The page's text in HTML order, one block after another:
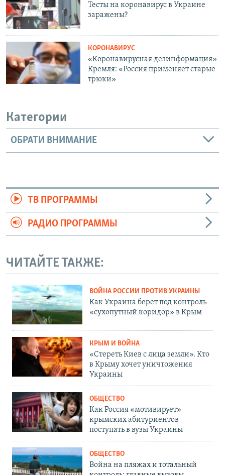
Тесты на коронавирус в Украине
заражены?
КОРОНАВИРУС
«Коронавирусная дезинформация»
Кремля: «Россия применяет старые
трюки»
Категории
ОБРАТИ ВНИМАНИЕ
ТВ ПРОГРАММЫ
РАДИО ПРОГРАММЫ
ЧИТАЙТЕ ТАКЖЕ:
ВОЙНА РОССИИ ПРОТИВ УКРАИНЫ
Как Украина берет под контроль
«сухопутный коридор» в Крым
КРЫМ И ВОЙНА
«Стереть Киев с лица земли». Кто
в Крыму хочет уничтожения
Украины
ОБЩЕСТВО
Как Россия «мотивирует»
крымских абитуриентов
поступать в вузы Украины
ОБЩЕСТВО
Война на пляжах и тотальный